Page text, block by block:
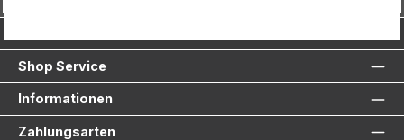
Shop Service
Informationen
Zahlungsarten